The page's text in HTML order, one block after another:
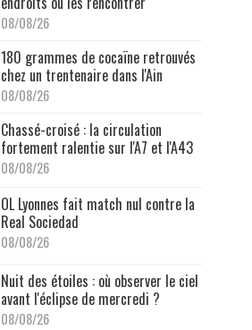
08/08/26
180 grammes de cocaïne retrouvés
chez un trentenaire dans l'Ain
08/08/26
Chassé-croisé : la circulation
fortement ralentie sur l'A7 et l'A43
08/08/26
OL Lyonnes fait match nul contre la
Real Sociedad
08/08/26
Nuit des étoiles : où observer le ciel
avant l'éclipse de mercredi ?
08/08/26